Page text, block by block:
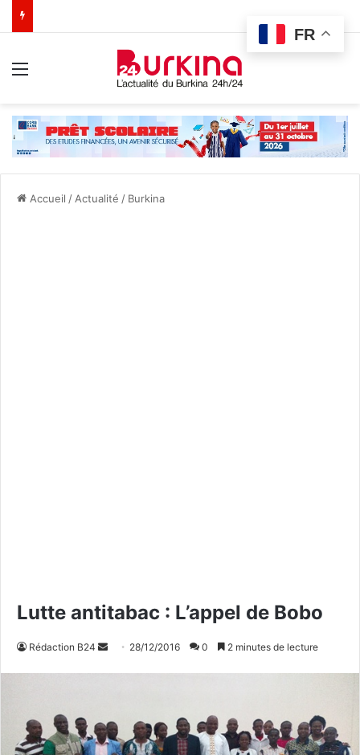
Accueil / Actualité / Burkina
Lutte antitabac : L’appel de Bobo
Rédaction B24
y
e
28/12/2016 0 2 minutes de lecture
FR